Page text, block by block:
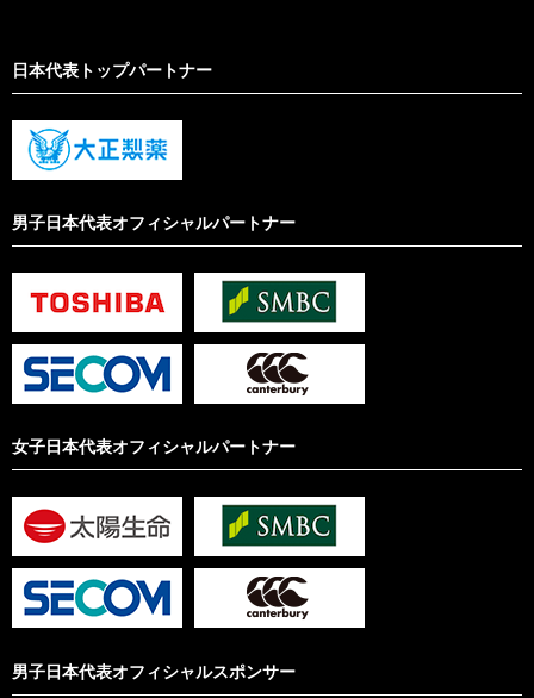
日本代表トップパートナー
男子日本代表オフィシャルパートナー
女子日本代表オフィシャルパートナー
男子日本代表オフィシャルスポンサー